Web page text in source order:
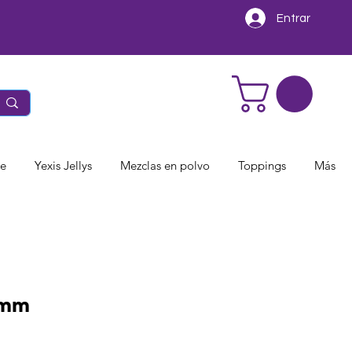
Entrar
Yexis Jellys Mezclas en polvo Toppings Más